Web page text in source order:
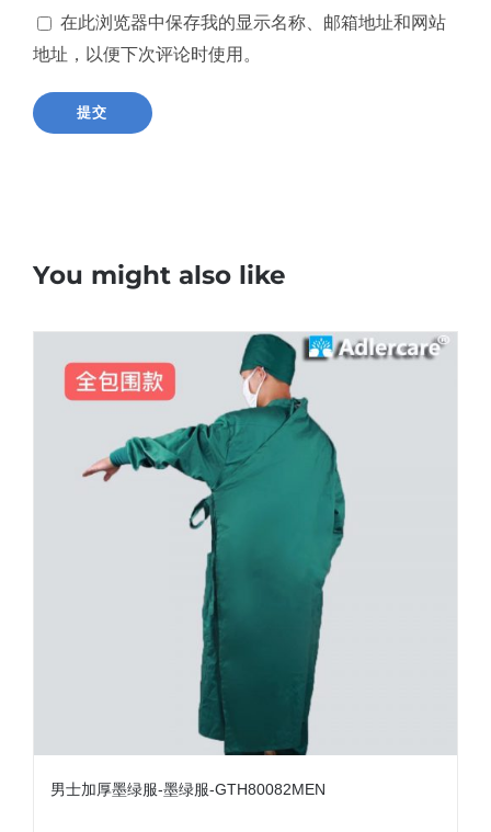
在此浏览器中保存我的显示名称、邮箱地址和网站
地址，以便下次评论时使用。
You might also like
男士加厚墨绿服-墨绿服-GTH80082MEN